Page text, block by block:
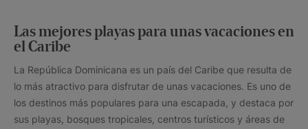
Las mejores playas para unas vacaciones en
el Caribe
La República Dominicana es un país del Caribe que resulta de
lo más atractivo para disfrutar de unas vacaciones. Es uno de
los destinos más populares para una escapada, y destaca por
sus playas, bosques tropicales, centros turísticos y áreas de